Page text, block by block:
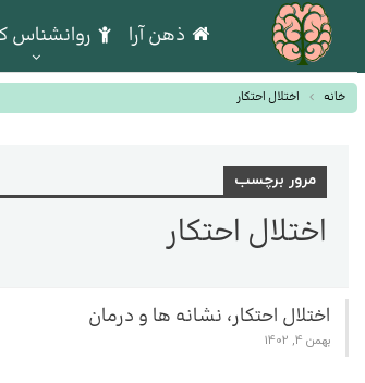
ذهن آرا روانشناس
خانه اختلال احتکار
مرور برچسب
اختلال احتکار
اختلال احتکار، نشانه ها و درمان
بهمن 4, 1402